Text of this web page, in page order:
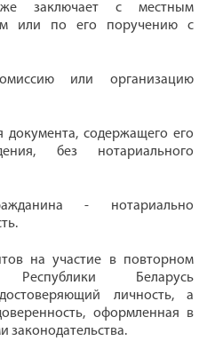
заключает с местным
или по его поручению с
или организацию
содержащего его
без нотариального
- нотариально
на участие в повторном
Беларусь
личность, а
, оформленная в
законодательства.